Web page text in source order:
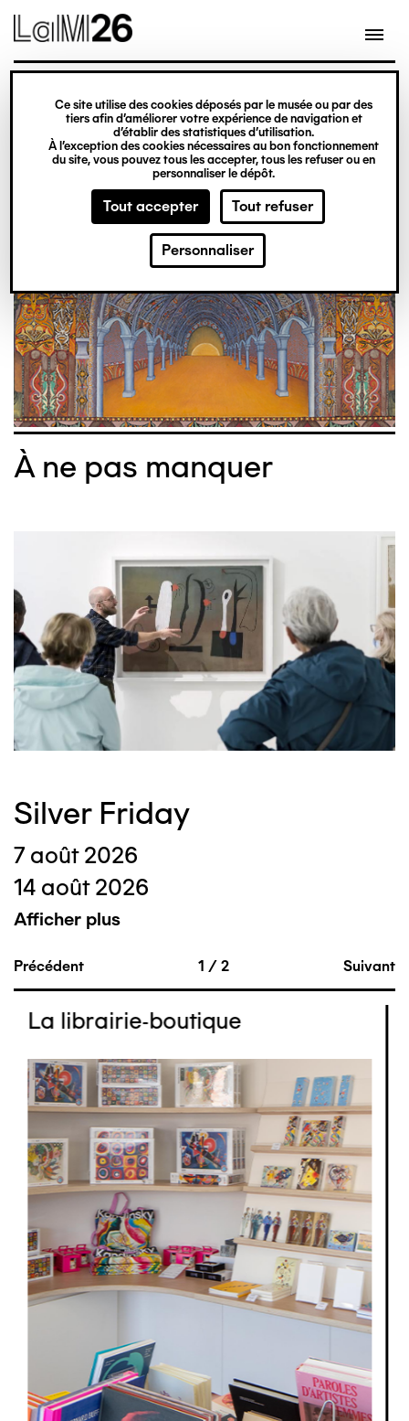
Gestion des cookies
Ce site utilise des cookies déposés par le musée ou par des
tiers afin d’améliorer votre expérience de navigation et
d’établir des statistiques d’utilisation.
À l’exception des cookies nécessaires au bon fonctionnement
du site, vous pouvez tous les accepter, tous les refuser ou en
personnaliser le dépôt.
Tout accepter Tout refuser
Personnaliser
Aller
au
contenu
principal
exposition
Du 20 février 2026
au 31 décembre 2027
Obsession
Billetterie
À ne pas manquer
Silver Friday
7 août 2026
14 août 2026
Afficher plus
Précédent 1 / 2 Suivant
La librairie-boutique
Image